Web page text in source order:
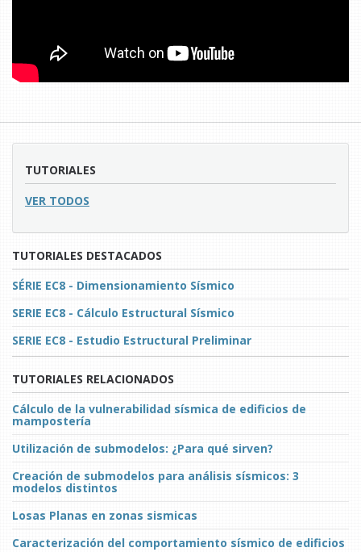
TUTORIALES
VER TODOS
TUTORIALES DESTACADOS
SÉRIE EC8 - Dimensionamiento Sísmico
SERIE EC8 - Cálculo Estructural Sísmico
SERIE EC8 - Estudio Estructural Preliminar
TUTORIALES RELACIONADOS
Cálculo de la vulnerabilidad sísmica de edificios de
mampostería
Utilización de submodelos: ¿Para qué sirven?
Creación de submodelos para análisis sísmicos: 3
modelos distintos
Losas Planas en zonas sismicas
Caracterización del comportamiento sísmico de edificios